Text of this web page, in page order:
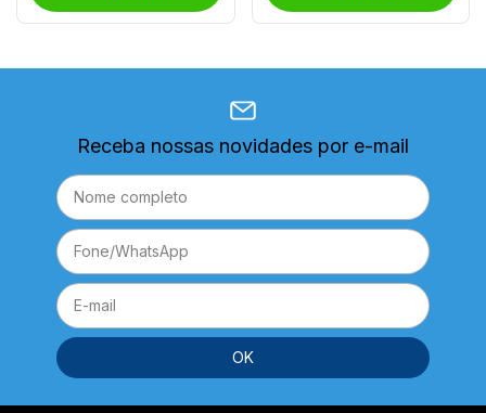
Receba nossas novidades por e-mail